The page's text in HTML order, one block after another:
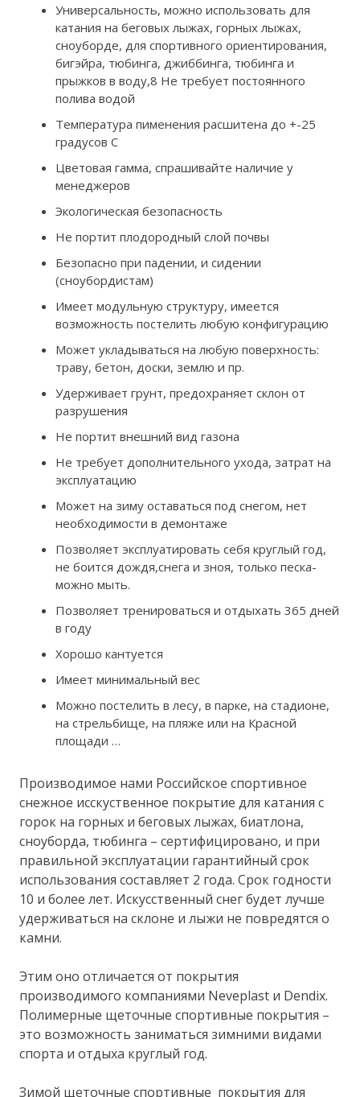
Универсальность, можно использовать для
катания на беговых лыжах, горных лыжах,
сноуборде, для спортивного ориентирования,
бигэйра, тюбинга, джиббинга, тюбинга и
прыжков в воду,8 Не требует постоянного
полива водой
Температура пименения расшитена до +-25
градусов С
Цветовая гамма, спрашивайте наличие у
менеджеров
Экологическая безопасность
Не портит плодородный слой почвы
Безопасно при падении, и сидении
(сноубордистам)
Имеет модульную структуру, имеется
возможность постелить любую конфигурацию
Может укладываться на любую поверхность:
траву, бетон, доски, землю и пр.
Удерживает грунт, предохраняет склон от
разрушения
Не портит внешний вид газона
Не требует дополнительного ухода, затрат на
эксплуатацию
Может на зиму оставаться под снегом, нет
необходимости в демонтаже
Позволяет эксплуатировать себя круглый год,
не боится дождя,снега и зноя, только песка-
можно мыть.
Позволяет тренироваться и отдыхать 365 дней
в году
Хорошо кантуется
Имеет минимальный вес
Можно постелить в лесу, в парке, на стадионе,
на стрельбище, на пляже или на Красной
площади …
Производимое нами Российское спортивное
снежное исскуственное покрытие для катания с
горок на горных и беговых лыжах, биатлона,
сноуборда, тюбинга – сертифицировано, и при
правильной эксплуатации гарантийный срок
использования составляет 2 года. Срок годности
10 и более лет. Искусственный снег будет лучше
удерживаться на склоне и лыжи не повредятся о
камни.
Этим оно отличается от покрытия
производимого компаниями Neveplast и Dendix.
Полимерные щеточные спортивные покрытия –
это возможность заниматься зимними видами
спорта и отдыха круглый год.
Зимой щеточные спортивные покрытия для